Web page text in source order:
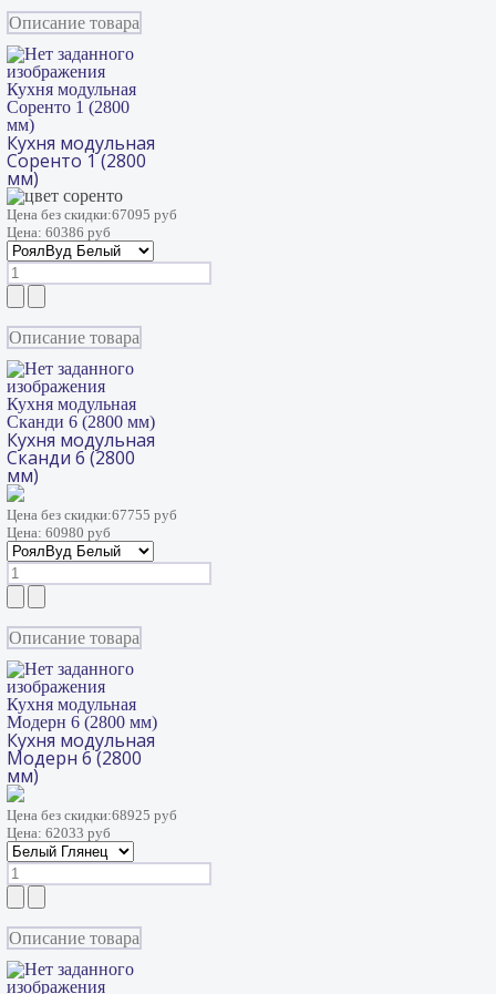
Описание товара
Кухня модульная
Соренто 1 (2800
мм)
Кухня модульная
Соренто 1 (2800
мм)
Цена без скидки:67095 руб
Цена: 60386 руб
Описание товара
Кухня модульная
Сканди 6 (2800 мм)
Кухня модульная
Сканди 6 (2800
мм)
Цена без скидки:67755 руб
Цена: 60980 руб
Описание товара
Кухня модульная
Модерн 6 (2800 мм)
Кухня модульная
Модерн 6 (2800
мм)
Цена без скидки:68925 руб
Цена: 62033 руб
Описание товара